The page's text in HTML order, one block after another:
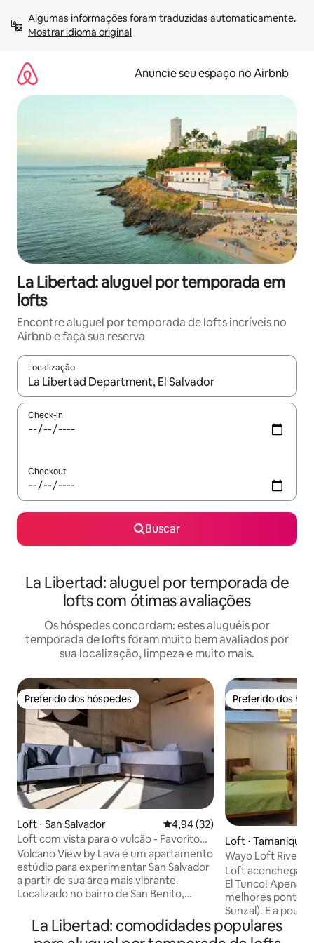
para
Mostrar idioma original
Anuncie seu espaço no Airbnb
La Libertad: aluguel por temporada em
lofts
Encontre aluguel por temporada de lofts incríveis no
Airbnb e faça sua reserva
Localização
Quando os resultados estiverem disponíveis, explore-os
Check-in
Checkout
Buscar
La Libertad: aluguel por temporada de
lofts com ótimas avaliações
Os hóspedes concordam: estes aluguéis por
temporada de lofts foram muito bem avaliados por
sua localização, limpeza e muito mais.
Preferido dos hóspedes
Preferido dos hóspedes
Loft ⋅ San Salvador 4,94 de uma avaliação média
4,94 (32)
Loft com vista para o vulcão - Favorito
dos hóspedes, San Benito
Volcano View by Lava é um apartamento
estúdio para experimentar San Salvador
a partir de sua área mais vibrante.
Localizado no bairro de San Benito,
urbano. Tem uma cama queen size,
sofá-cama, cozinha equipada, ar
Preferido dos
Preferido dos
Loft ⋅ Tamanique
Wayo Loft
Loft
El Tunco! Apenas 2 minutos a pé dos
melhores pontos
Sunzal). E a
restaurantes,
escolas de surfe
La Libertad: comodidades populares